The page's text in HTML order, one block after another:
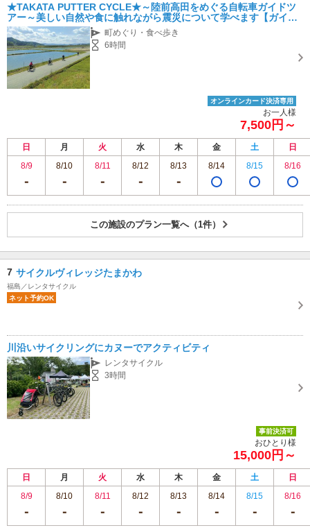
店・軽食店は臨時休業あり 定休日：なし
★TAKATA PUTTER CYCLE★～陸前高田をめぐる自転車ガイドツ
アー～美しい自然や食に触れながら震災について学べます【ガイド
付き・３時間～】
町めぐり・食べ歩き
6時間
オンラインカード決済専用
お一人様
7,500円～
日 月 火 水 木 金 土
日
8/9
8/10 8/11 8/12 8/13 8/14 8/15 8/16
この施設のプラン一覧へ（1件）
7 サイクルヴィレッジたまかわ
福島／レンタサイクル
ネット予約OK
川沿いサイクリングにカヌーでアクティビティ
レンタサイクル
3時間
事前決済可
おひとり様
15,000円～
日 月 火 水 木 金 土
日
8/9
8/10 8/11 8/12 8/13 8/14 8/15 8/16